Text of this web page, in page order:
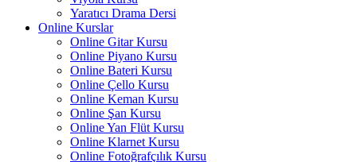
Yaratıcı Drama Dersi
Online Kurslar
Online Gitar Kursu
Online Piyano Kursu
Online Bateri Kursu
Online Çello Kursu
Online Keman Kursu
Online Şan Kursu
Online Yan Flüt Kursu
Online Klarnet Kursu
Online Fotoğrafçılık Kursu